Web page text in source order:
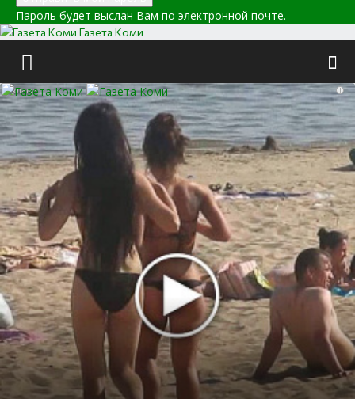
Пароль будет выслан Вам по электронной почте.
Газета Коми
i